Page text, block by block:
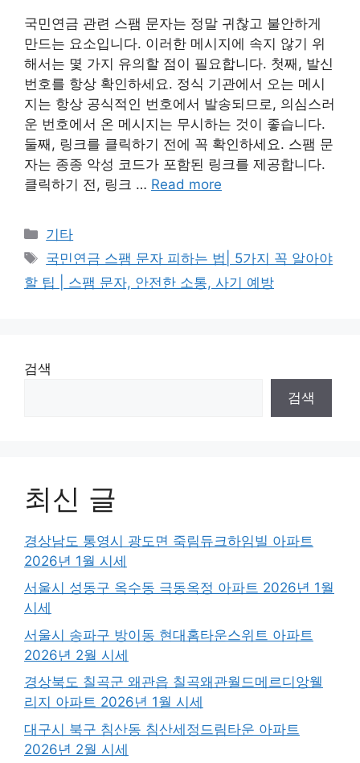
국민연금 관련 스팸 문자는 정말 귀찮고 불안하게
만드는 요소입니다. 이러한 메시지에 속지 않기 위
해서는 몇 가지 유의할 점이 필요합니다. 첫째, 발신
번호를 항상 확인하세요. 정식 기관에서 오는 메시
지는 항상 공식적인 번호에서 발송되므로, 의심스러
운 번호에서 온 메시지는 무시하는 것이 좋습니다.
둘째, 링크를 클릭하기 전에 꼭 확인하세요. 스팸 문
자는 종종 악성 코드가 포함된 링크를 제공합니다.
클릭하기 전, 링크 … Read more
Categories
기타
Tags
국민연금 스팸 문자 피하는 법| 5가지 꼭 알아야
할 팁 | 스팸 문자, 안전한 소통, 사기 예방
검색
검색
최신 글
경상남도 통영시 광도면 죽림듀크하임빌 아파트
2026년 1월 시세
서울시 성동구 옥수동 극동옥정 아파트 2026년 1월
시세
서울시 송파구 방이동 현대홈타운스위트 아파트
2026년 2월 시세
경상북도 칠곡군 왜관읍 칠곡왜관월드메르디앙웰
리지 아파트 2026년 1월 시세
대구시 북구 침산동 침산세정드림타운 아파트
2026년 2월 시세